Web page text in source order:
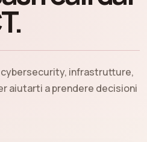
infrastrutture,
aiutarti a prendere decisioni